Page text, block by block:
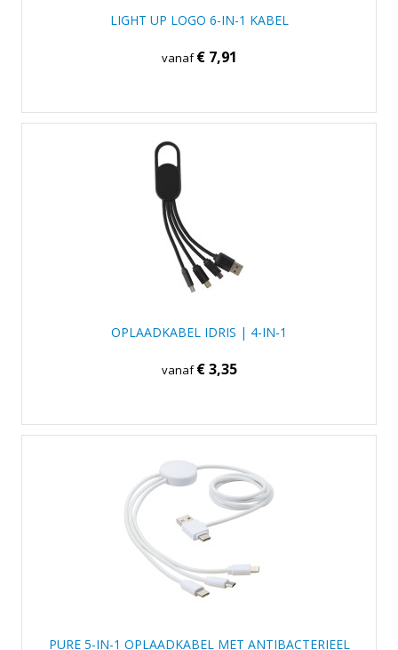
LIGHT UP LOGO 6-IN-1 KABEL
vanaf€ 7,91
OPLAADKABEL IDRIS | 4-IN-1
vanaf€ 3,35
PURE 5-IN-1 OPLAADKABEL MET ANTIBACTERIEEL